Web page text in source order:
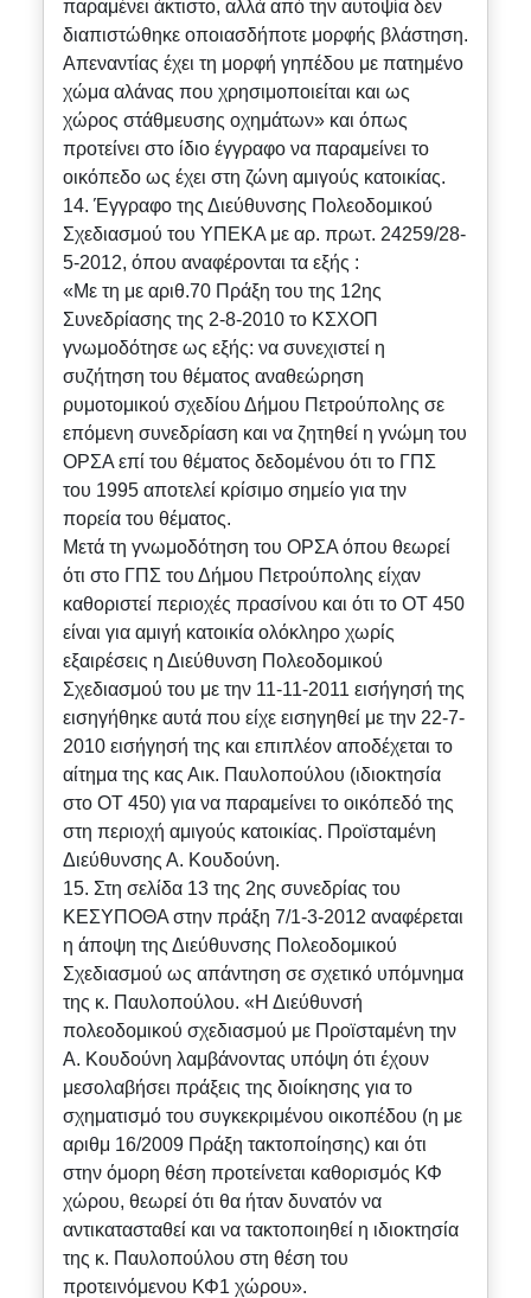
παραμένει άκτιστο, αλλά από την αυτοψία δεν
διαπιστώθηκε οποιασδήποτε μορφής βλάστηση.
Απεναντίας έχει τη μορφή γηπέδου με πατημένο
χώμα αλάνας που χρησιμοποιείται και ως
χώρος στάθμευσης οχημάτων» και όπως
προτείνει στο ίδιο έγγραφο να παραμείνει το
οικόπεδο ως έχει στη ζώνη αμιγούς κατοικίας.
14. Έγγραφο της Διεύθυνσης Πολεοδομικού
Σχεδιασμού του ΥΠΕΚΑ με αρ. πρωτ. 24259/28-
5-2012, όπου αναφέρονται τα εξής :
«Με τη με αριθ.70 Πράξη του της 12ης
Συνεδρίασης της 2-8-2010 το ΚΣΧΟΠ
γνωμοδότησε ως εξής: να συνεχιστεί η
συζήτηση του θέματος αναθεώρηση
ρυμοτομικού σχεδίου Δήμου Πετρούπολης σε
επόμενη συνεδρίαση και να ζητηθεί η γνώμη του
ΟΡΣΑ επί του θέματος δεδομένου ότι το ΓΠΣ
του 1995 αποτελεί κρίσιμο σημείο για την
πορεία του θέματος.
Μετά τη γνωμοδότηση του ΟΡΣΑ όπου θεωρεί
ότι στο ΓΠΣ του Δήμου Πετρούπολης είχαν
καθοριστεί περιοχές πρασίνου και ότι το ΟΤ 450
είναι για αμιγή κατοικία ολόκληρο χωρίς
εξαιρέσεις η Διεύθυνση Πολεοδομικού
Σχεδιασμού του με την 11-11-2011 εισήγησή της
εισηγήθηκε αυτά που είχε εισηγηθεί με την 22-7-
2010 εισήγησή της και επιπλέον αποδέχεται το
αίτημα της κας Αικ. Παυλοπούλου (ιδιοκτησία
στο ΟΤ 450) για να παραμείνει το οικόπεδό της
στη περιοχή αμιγούς κατοικίας. Προϊσταμένη
Διεύθυνσης Α. Κουδούνη.
15. Στη σελίδα 13 της 2ης συνεδρίας του
ΚΕΣΥΠΟΘΑ στην πράξη 7/1-3-2012 αναφέρεται
η άποψη της Διεύθυνσης Πολεοδομικού
Σχεδιασμού ως απάντηση σε σχετικό υπόμνημα
της κ. Παυλοπούλου. «Η Διεύθυνσή
πολεοδομικού σχεδιασμού με Προϊσταμένη την
Α. Κουδούνη λαμβάνοντας υπόψη ότι έχουν
μεσολαβήσει πράξεις της διοίκησης για το
σχηματισμό του συγκεκριμένου οικοπέδου (η με
αριθμ 16/2009 Πράξη τακτοποίησης) και ότι
στην όμορη θέση προτείνεται καθορισμός ΚΦ
χώρου, θεωρεί ότι θα ήταν δυνατόν να
αντικατασταθεί και να τακτοποιηθεί η ιδιοκτησία
της κ. Παυλοπούλου στη θέση του
προτεινόμενου ΚΦ1 χώρου».